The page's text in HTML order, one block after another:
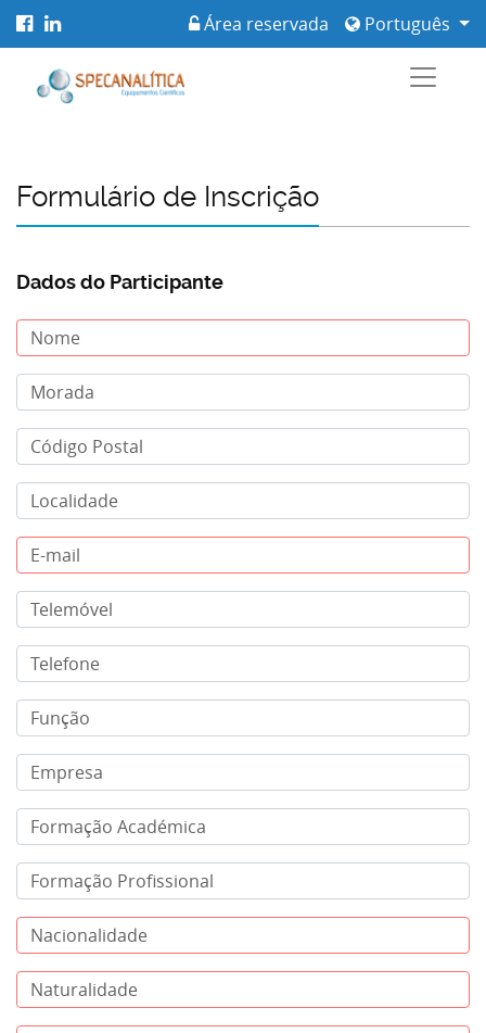
Português
Área reservada
Formulário de Inscrição
Dados do Participante